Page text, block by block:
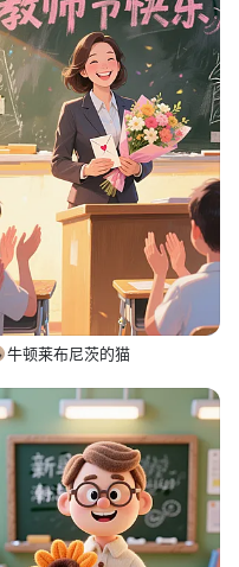
牛顿莱布尼茨的猫